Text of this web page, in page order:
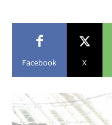
Facebook X